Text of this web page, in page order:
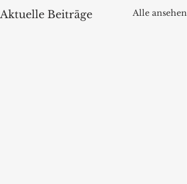
Aktuelle Beiträge Alle ansehen